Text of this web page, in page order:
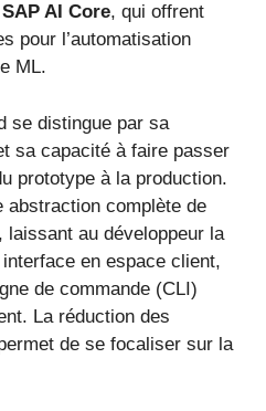
SAP AI Core, qui offrent
pour l’automatisation
ML.
se distingue par sa
sa capacité à faire passer
prototype à la production.
abstraction complète de
laissant au développeur la
en espace client,
de commande (CLI)
La réduction des
de se focaliser sur la